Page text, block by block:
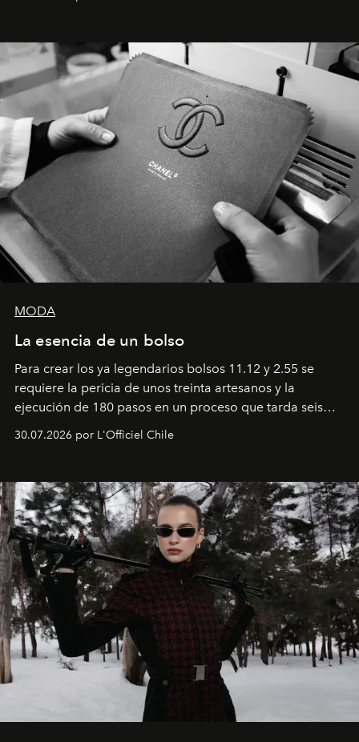
Latinoamérica, sobre identidad, cultura y el valor
MODA
La esencia de un bolso
Para crear los ya legendarios bolsos 11.12 y 2.55 se
requiere la pericia de unos treinta artesanos y la
ejecución de 180 pasos en un proceso que tarda seis
semanas. Los expertos ponen en práctica una técnica
que se enseña solamente en la escuela de formación de
30.07.2026 por L'Officiel Chile